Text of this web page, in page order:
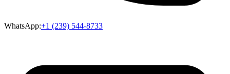
WhatsApp:+1 (239) 544-8733